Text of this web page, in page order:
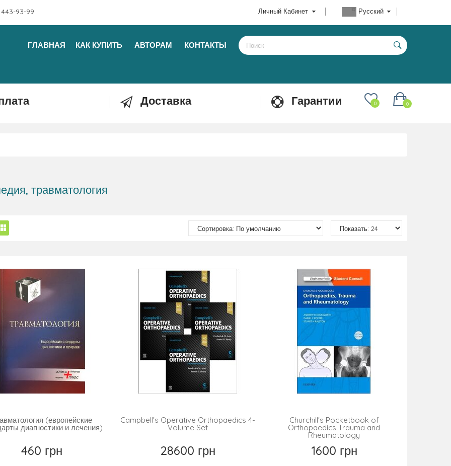
93-99 Русский
Личный Кабинет
ГЛАВНАЯ КАК КУПИТЬ АВТОРАМ КОНТАКТЫ
Доставка Гарантии 0
0
травматология
(европейские
диагностики и лечения)
460 грн
Campbell's Operative Orthopaedics 4-
Volume Set
28600 грн
Churchill's Pocketbook of
Orthopaedics Trauma and
Rheumatology
1600 грн